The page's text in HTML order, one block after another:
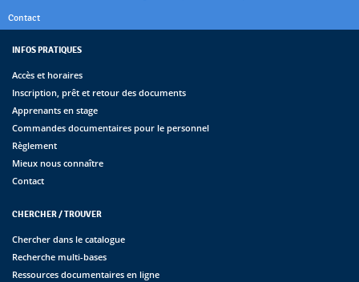
Contact
INFOS PRATIQUES
Accès et horaires
Inscription, prêt et retour des documents
Apprenants en stage
Commandes documentaires pour le personnel
Règlement
Mieux nous connaître
Contact
CHERCHER / TROUVER
Chercher dans le catalogue
Recherche multi-bases
Ressources documentaires en ligne